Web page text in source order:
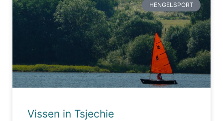
HENGELSPORT
Vissen in Tsjechie